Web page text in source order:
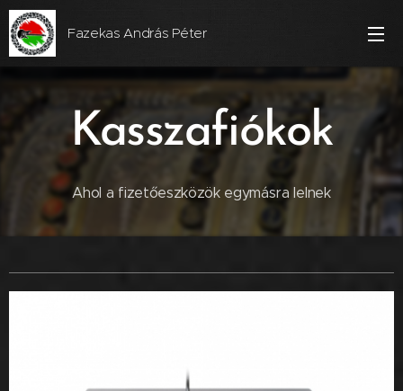
Fazekas András Péter
Kasszafiókok
Ahol a fizetőeszközök egymásra lelnek